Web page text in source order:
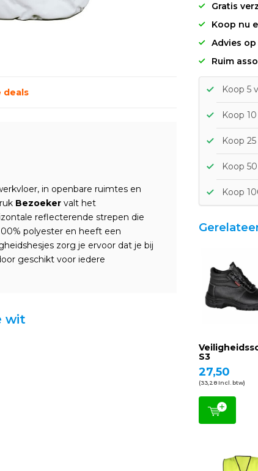
Gratis
Koop nu
Advies
Ruim
deals
in openbare ruimtes en
Bezoeker valt het
reflecterende strepen die
polyester en heeft een
zorg je ervoor dat je bij
geschikt voor iedere
wit
Koop 5
Koop
Koop
Koop
Koop
S3
27,50
(33,28 Incl. btw)